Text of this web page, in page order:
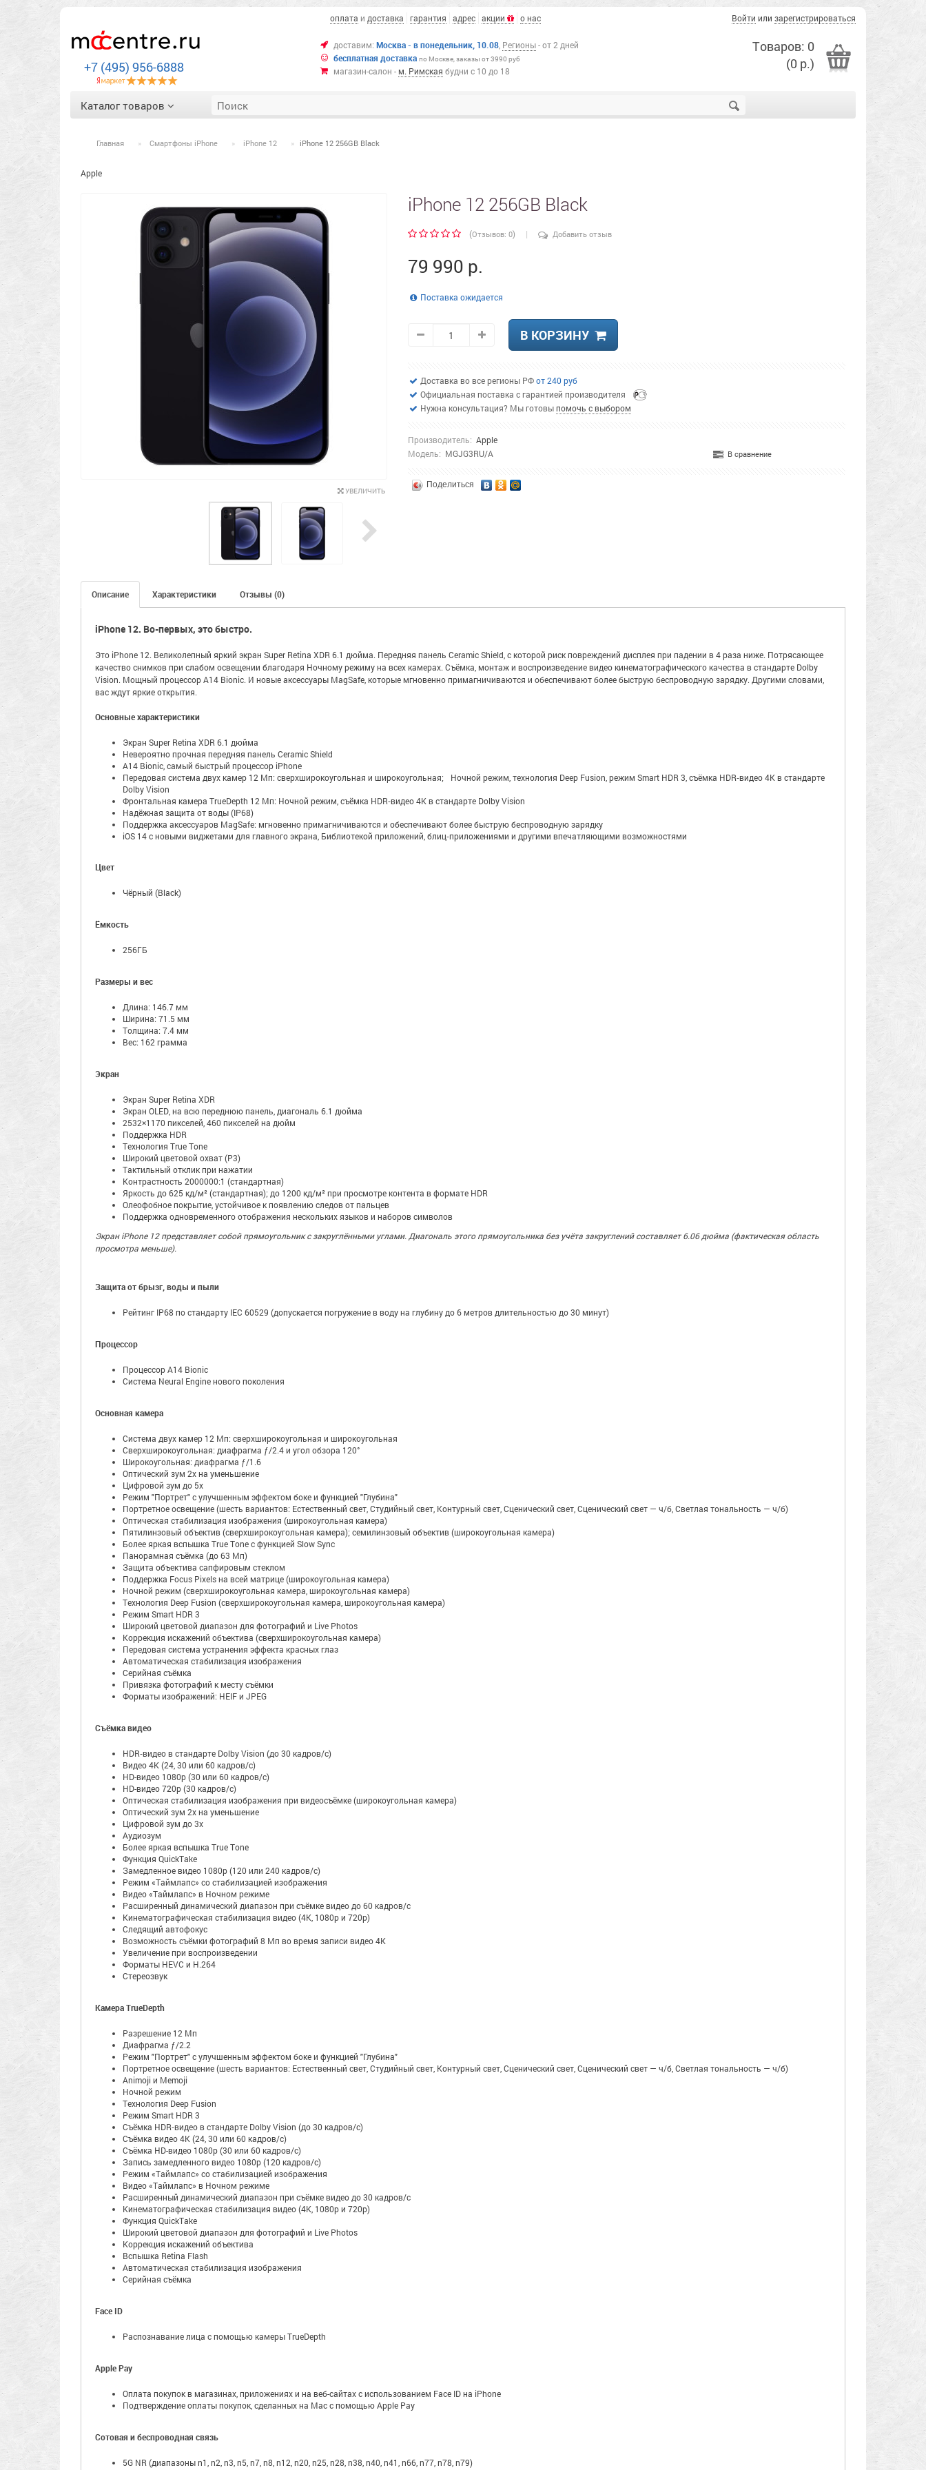
оплата и доставка гарантия адрес акции о нас
+7 (495) 956-6888
доставим: Москва - в понедельник, 10.08, Регионы- от 2 дней
бесплатная доставка по Москве,заказы от 3990 руб
магазин-салон - м. Римская будни с 10 до 18
Войти или зарегистрироваться
Товаров: 0
(0 р.)
Каталог товаров
Главная Смартфоны iPhone iPhone 12 iPhone 12 256GB Black
Apple
УВЕЛИЧИТЬ
iPhone 12 256GB Black
(Отзывов: 0) | Добавить отзыв
79 990 р.
Поставка ожидается
В КОРЗИНУ
Доставка во все регионы РФот 240 руб
Официальная поставка с гарантией производителя
Нужна консультация? Мы готовыпомочь с выбором
Производитель: Apple
Модель: MGJG3RU/A В сравнение
Поделиться
Описание Характеристики Отзывы (0)
iPhone 12. Во-первых, это быстро.
Это iPhone 12. Великолепный яркий экран Super Retina XDR 6.1 дюйма. Передняя панель Ceramic Shield, с которой риск повреждений дисплея при падении в 4 раза ниже. Потрясающее
качество снимков при слабом освещении благодаря Ночному режиму на всех камерах. Съёмка, монтаж и воспроизведение видео кинематографического качества в стандарте Dolby
Vision. Мощный процессор A14 Bionic. И новые аксессуары MagSafe, которые мгновенно примагничиваются и обеспечивают более быструю беспроводную зарядку. Другими словами,
вас ждут яркие открытия.
Основные характеристики
Экран Super Retina XDR 6.1 дюйма
Невероятно прочная передняя панель Ceramic Shield
A14 Bionic, самый быстрый процессор iPhone
Передовая система двух камер 12 Мп: сверхширокоугольная и широкоугольная; Ночной режим, технология Deep Fusion, режим Smart HDR 3, съёмка HDR‑видео 4K в стандарте
Dolby Vision
Фронтальная камера TrueDepth 12 Мп: Ночной режим, съёмка HDR‑видео 4K в стандарте Dolby Vision
Надёжная защита от воды (IP68)
Поддержка аксессуаров MagSafe: мгновенно примагничиваются и обеспечивают более быструю беспроводную зарядку
iOS 14 с новыми виджетами для главного экрана, Библиотекой приложений, блиц‑приложениями и другими впечатляющими возможностями
Цвет
Чёрный (Black)
Ёмкость
256ГБ
Размеры и вес
Длина: 146.7 мм
Ширина: 71.5 мм
Толщина: 7.4 мм
Вес: 162 грамма
Экран
Экран Super Retina XDR
Экран OLED, на всю переднюю панель, диагональ 6.1 дюйма
2532×1170 пикселей, 460 пикселей на дюйм
Поддержка HDR
Технология True Tone
Широкий цветовой охват (P3)
Тактильный отклик при нажатии
Контрастность 2000000:1 (стандартная)
Яркость до 625 кд/м² (стандартная); до 1200 кд/м² при просмотре контента в формате HDR
Олеофобное покрытие, устойчивое к появлению следов от пальцев
Поддержка одновременного отображения нескольких языков и наборов символов
Экран iPhone 12 представляет собой прямоугольник с закруглёнными углами. Диагональ этого прямоугольника без учёта закруглений составляет 6.06 дюйма (фактическая область
просмотра меньше).
Защита от брызг, воды и пыли
Рейтинг IP68 по стандарту IEC 60529 (допускается погружение в воду на глубину до 6 метров длительностью до 30 минут)
Процессор
Процессор A14 Bionic
Система Neural Engine нового поколения
Основная камера
Система двух камер 12 Мп: сверхширокоугольная и широкоугольная
Сверхширокоугольная: диафрагма ƒ/2.4 и угол обзора 120°
Широкоугольная: диафрагма ƒ/1.6
Оптический зум 2x на уменьшение
Цифровой зум до 5x
Режим "Портрет" с улучшенным эффектом боке и функцией "Глубина"
Портретное освещение (шесть вариантов: Естественный свет, Студийный свет, Контурный свет, Сценический свет, Сценический свет — ч/б, Светлая тональность — ч/б)
Оптическая стабилизация изображения (широкоугольная камера)
Пятилинзовый объектив (сверхширокоугольная камера); семилинзовый объектив (широкоугольная камера)
Более яркая вспышка True Tone с функцией Slow Sync
Панорамная съёмка (до 63 Мп)
Защита объектива сапфировым стеклом
Поддержка Focus Pixels на всей матрице (широкоугольная камера)
Ночной режим (сверхширокоугольная камера, широкоугольная камера)
Технология Deep Fusion (сверхширокоугольная камера, широкоугольная камера)
Режим Smart HDR 3
Широкий цветовой диапазон для фотографий и Live Photos
Коррекция искажений объектива (сверхширокоугольная камера)
Передовая система устранения эффекта красных глаз
Автоматическая стабилизация изображения
Серийная съёмка
Привязка фотографий к месту съёмки
Форматы изображений: HEIF и JPEG
Съёмка видео
HDR‑видео в стандарте Dolby Vision (до 30 кадров/с)
Видео 4K (24, 30 или 60 кадров/с)
HD-видео 1080p (30 или 60 кадров/с)
HD-видео 720p (30 кадров/с)
Оптическая стабилизация изображения при видеосъёмке (широкоугольная камера)
Оптический зум 2x на уменьшение
Цифровой зум до 3x
Аудиозум
Более яркая вспышка True Tone
Функция QuickTake
Замедленное видео 1080р (120 или 240 кадров/с)
Режим «Таймлапс» со стабилизацией изображения
Видео «Таймлапс» в Ночном режиме
Расширенный динамический диапазон при съёмке видео до 60 кадров/ с
Кинематографическая стабилизация видео (4K, 1080p и 720p)
Следящий автофокус
Возможность съёмки фотографий 8 Мп во время записи видео 4K
Увеличение при воспроизведении
Форматы HEVC и H.264
Стереозвук
Камера TrueDepth
Разрешение 12 Мп
Диафрагма ƒ/2.2
Режим "Портрет" с улучшенным эффектом боке и функцией "Глубина"
Портретное освещение (шесть вариантов: Естественный свет, Студийный свет, Контурный свет, Сценический свет, Сценический свет — ч/б, Светлая тональность — ч/б)
Animoji и Memoji
Ночной режим
Технология Deep Fusion
Режим Smart HDR 3
Съёмка HDR‑видео в стандарте Dolby Vision (до 30 кадров/с)
Съёмка видео 4K (24, 30 или 60 кадров/с)
Съёмка HD-видео 1080p (30 или 60 кадров/с)
Запись замедленного видео 1080р (120 кадров/с)
Режим «Таймлапс» со стабилизацией изображения
Видео «Таймлапс» в Ночном режиме
Расширенный динамический диапазон при съёмке видео до 30 кадров/с
Кинематографическая стабилизация видео (4K, 1080p и 720p)
Функция QuickTake
Широкий цветовой диапазон для фотографий и Live Photos
Коррекция искажений объектива
Вспышка Retina Flash
Автоматическая стабилизация изображения
Серийная съëмка
Face ID
Распознавание лица с помощью камеры TrueDepth
Apple Pay
Оплата покупок в магазинах, приложениях и на веб-сайтах с использованием Face ID на iPhone
Подтверждение оплаты покупок, сделанных на Mac с помощью Apple Pay
Сотовая и беспроводная связь
5G NR (диапазоны n1, n2, n3, n5, n7, n8, n12, n20, n25, n28, n38, n40, n41, n66, n77, n78, n79)